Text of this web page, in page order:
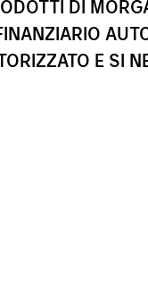
DI
E SI